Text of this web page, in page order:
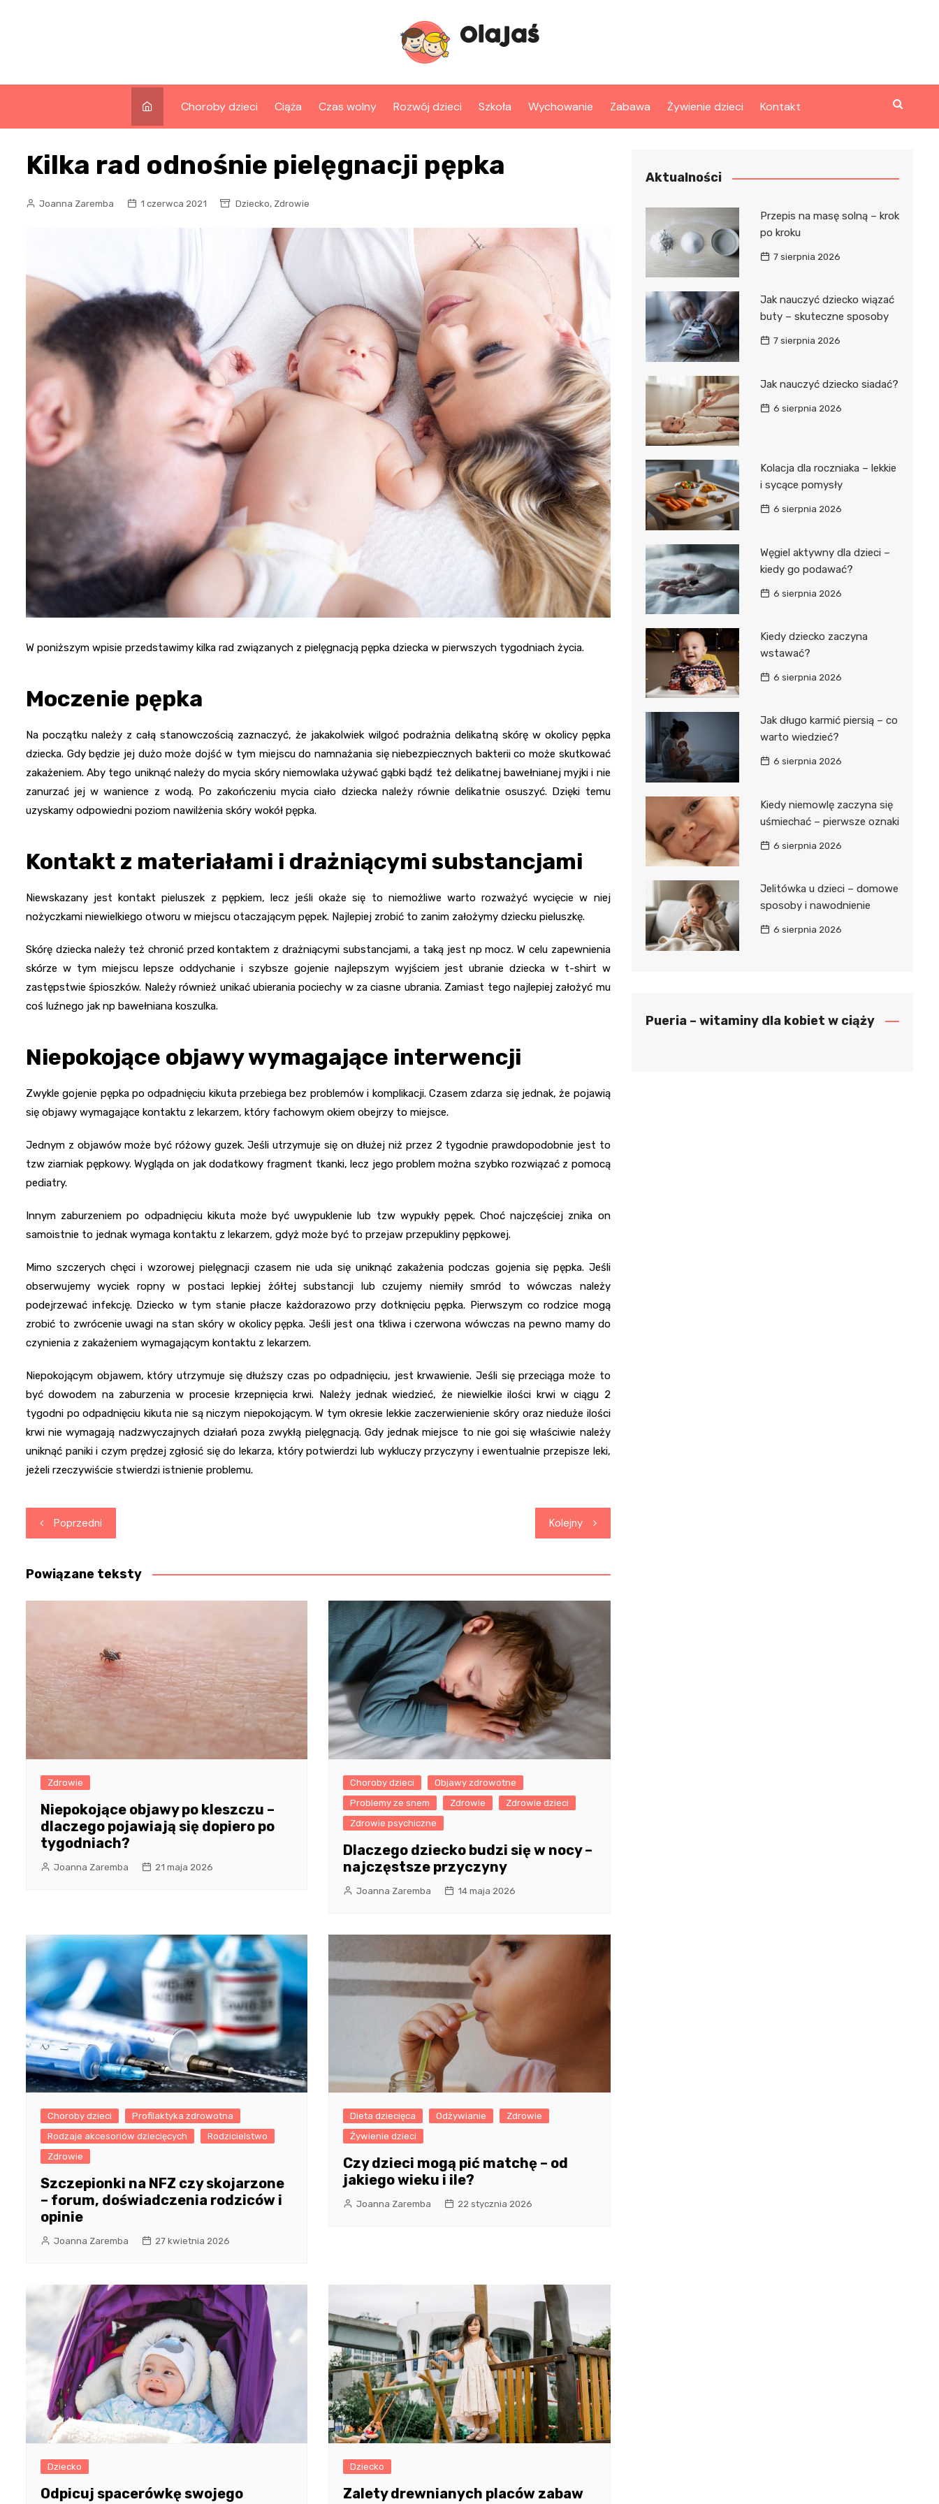
Choroby dzieci Ciąża Czas wolny Rozwój dzieci Szkoła Wychowanie Zabawa Żywienie dzieci Kontakt
Kilka rad odnośnie pielęgnacji pępka
Joanna Zaremba 1 czerwca 2021 Dziecko, Zdrowie
W poniższym wpisie przedstawimy kilka rad związanych z pielęgnacją pępka dziecka w pierwszych tygodniach życia.
Moczenie pępka
Na początku należy z całą stanowczością zaznaczyć, że jakakolwiek wilgoć podrażnia delikatną skórę w okolicy pępka
dziecka. Gdy będzie jej dużo może dojść w tym miejscu do namnażania się niebezpiecznych bakterii co może skutkować
zakażeniem. Aby tego uniknąć należy do mycia skóry niemowlaka używać gąbki bądź też delikatnej bawełnianej myjki i nie
zanurzać jej w wanience z wodą. Po zakończeniu mycia ciało dziecka należy równie delikatnie osuszyć. Dzięki temu
uzyskamy odpowiedni poziom nawilżenia skóry wokół pępka.
Kontakt z materiałami i drażniącymi substancjami
Niewskazany jest kontakt pieluszek z pępkiem, lecz jeśli okaże się to niemożliwe warto rozważyć wycięcie w niej
nożyczkami niewielkiego otworu w miejscu otaczającym pępek. Najlepiej zrobić to zanim założymy dziecku pieluszkę.
Skórę dziecka należy też chronić przed kontaktem z drażniącymi substancjami, a taką jest np mocz. W celu zapewnienia
skórze w tym miejscu lepsze oddychanie i szybsze gojenie najlepszym wyjściem jest ubranie dziecka w t-shirt w
zastępstwie śpioszków. Należy również unikać ubierania pociechy w za ciasne ubrania. Zamiast tego najlepiej założyć mu
coś luźnego jak np bawełniana koszulka.
Niepokojące objawy wymagające interwencji
Zwykle gojenie pępka po odpadnięciu kikuta przebiega bez problemów i komplikacji. Czasem zdarza się jednak, że pojawią
się objawy wymagające kontaktu z lekarzem, który fachowym okiem obejrzy to miejsce.
Jednym z objawów może być różowy guzek. Jeśli utrzymuje się on dłużej niż przez 2 tygodnie prawdopodobnie jest to
tzw ziarniak pępkowy. Wygląda on jak dodatkowy fragment tkanki, lecz jego problem można szybko rozwiązać z pomocą
pediatry.
Innym zaburzeniem po odpadnięciu kikuta może być uwypuklenie lub tzw wypukły pępek. Choć najczęściej znika on
samoistnie to jednak wymaga kontaktu z lekarzem, gdyż może być to przejaw przepukliny pępkowej.
Mimo szczerych chęci i wzorowej pielęgnacji czasem nie uda się uniknąć zakażenia podczas gojenia się pępka. Jeśli
obserwujemy wyciek ropny w postaci lepkiej żółtej substancji lub czujemy niemiły smród to wówczas należy
podejrzewać infekcję. Dziecko w tym stanie płacze każdorazowo przy dotknięciu pępka. Pierwszym co rodzice mogą
zrobić to zwrócenie uwagi na stan skóry w okolicy pępka. Jeśli jest ona tkliwa i czerwona wówczas na pewno mamy do
czynienia z zakażeniem wymagającym kontaktu z lekarzem.
Niepokojącym objawem, który utrzymuje się dłuższy czas po odpadnięciu, jest krwawienie. Jeśli się przeciąga może to
być dowodem na zaburzenia w procesie krzepnięcia krwi. Należy jednak wiedzieć, że niewielkie ilości krwi w ciągu 2
tygodni po odpadnięciu kikuta nie są niczym niepokojącym. W tym okresie lekkie zaczerwienienie skóry oraz nieduże ilości
krwi nie wymagają nadzwyczajnych działań poza zwykłą pielęgnacją. Gdy jednak miejsce to nie goi się właściwie należy
uniknąć paniki i czym prędzej zgłosić się do lekarza, który potwierdzi lub wykluczy przyczyny i ewentualnie przepisze leki,
jeżeli rzeczywiście stwierdzi istnienie problemu.
Nawigacja
wpisu
Poprzedni Kolejny
Powiązane teksty
Zdrowie
Niepokojące objawy po kleszczu –
dlaczego pojawiają się dopiero po
tygodniach?
Joanna Zaremba 21 maja 2026
Choroby dzieci
Objawy zdrowotne
Problemy ze snem
Zdrowie
Zdrowie dzieci
Zdrowie psychiczne
Dlaczego dziecko budzi się w nocy –
najczęstsze przyczyny
Joanna Zaremba 14 maja 2026
Choroby dzieci
Profilaktyka zdrowotna
Rodzaje akcesoriów dziecięcych
Rodzicielstwo
Zdrowie
Szczepionki na NFZ czy skojarzone
– forum, doświadczenia rodziców i
opinie
Joanna Zaremba 27 kwietnia 2026
Dieta dziecięca Odżywianie
Zdrowie
Żywienie dzieci
Czy dzieci mogą pić matchę – od
jakiego wieku i ile?
Joanna Zaremba 22 stycznia 2026
Dziecko
Odpicuj spacerówkę swojego
Dziecko
Zalety drewnianych placów zabaw
Aktualności
Przepis na masę solną – krok
po kroku
7 sierpnia 2026
Jak nauczyć dziecko wiązać
buty – skuteczne sposoby
7 sierpnia 2026
Jak nauczyć dziecko siadać?
6 sierpnia 2026
Kolacja dla roczniaka – lekkie
i sycące pomysły
6 sierpnia 2026
Węgiel aktywny dla dzieci –
kiedy go podawać?
6 sierpnia 2026
Kiedy dziecko zaczyna
wstawać?
6 sierpnia 2026
Jak długo karmić piersią – co
warto wiedzieć?
6 sierpnia 2026
Kiedy niemowlę zaczyna się
uśmiechać – pierwsze oznaki
6 sierpnia 2026
Jelitówka u dzieci – domowe
sposoby i nawodnienie
6 sierpnia 2026
Pueria – witaminy dla kobiet w ciąży